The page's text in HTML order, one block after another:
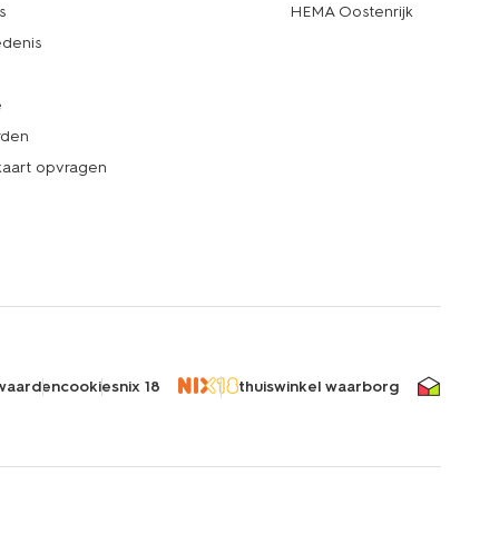
opvragen
HEMA Oostenrijk
cookiesnix 18 thuiswinkel waarborg